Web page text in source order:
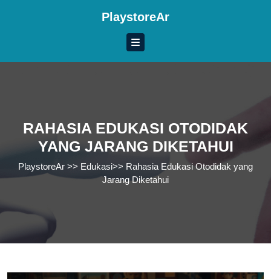
PlaystoreAr
RAHASIA EDUKASI OTODIDAK
YANG JARANG DIKETAHUI
PlaystoreAr >> Edukasi>> Rahasia Edukasi Otodidak yang
Jarang Diketahui